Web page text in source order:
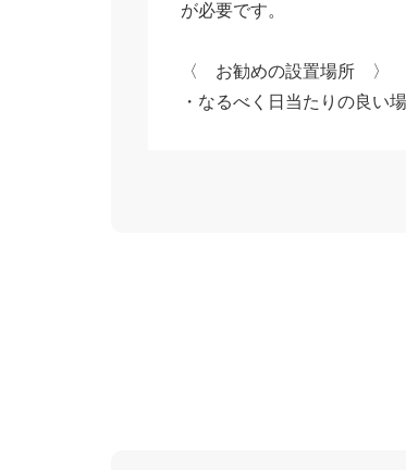
が必要です。
〈 お勧めの設置場所 〉
・なるべく日当たりの良い